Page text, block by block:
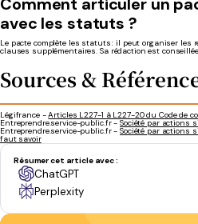
Comment articuler un
avec les statuts ?
Le pacte complète les statuts : il peut organiser les
clauses supplémentaires. Sa rédaction est
Sources &
Légifrance -Articles L227-1 à L227-20 du Code de
Entreprendre.service-public.fr -Société par actions
Entreprendre.service-public.fr -Société par actions
faut savoir
Résumer cet article avec :
ChatGPT
Perplexity